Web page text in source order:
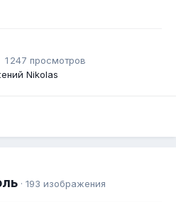
1 247 просмотров
Nikolas
· 193 изображения